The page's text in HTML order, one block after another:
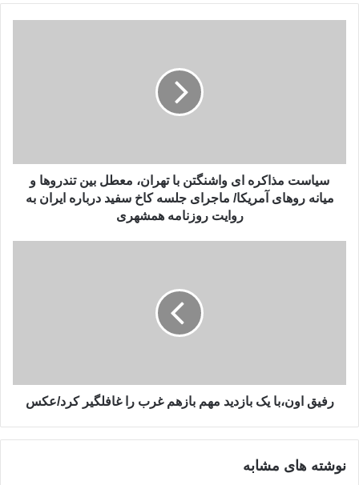
تندروها
میانه
همشهری
سیاست مذاکره ای واشنگتن با تهران، معطل بین تندروها و
میانه روهای آمریکا/ ماجرای جلسه کاخ سفید درباره ایران به
روایت روزنامه همشهری
غافلگیر
کرد/رفیق اون،با یک بازدید مهم بازهم غرب را غافلگیر کرد/عکس
نوشته های مشابه